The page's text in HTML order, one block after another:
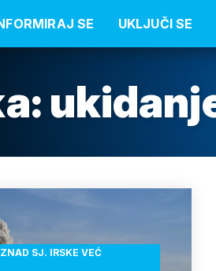
SE UKLJUČI SE
SJ. IRSKE VEĆ